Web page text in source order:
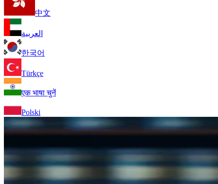
中文
العربية
한국어
Türkçe
एक भाषा चुनें
Polski